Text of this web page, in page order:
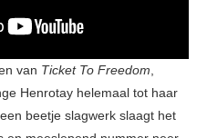
van Ticket To Freedom
Henrotay helemaal tot haar
beetje slagwerk slaagt het